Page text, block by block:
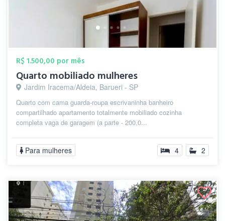
R$ 1.500,00 por mês
Quarto mobiliado mulheres
Jardim Iracema/Aldeia, Barueri - SP
Quarto com cama guarda-roupa escrivaninha banheiro
compartilhado apartamento totalmente mobiliado cozinha
completa vaga de garagem (a parte - 200,0...
Para mulheres 4 2